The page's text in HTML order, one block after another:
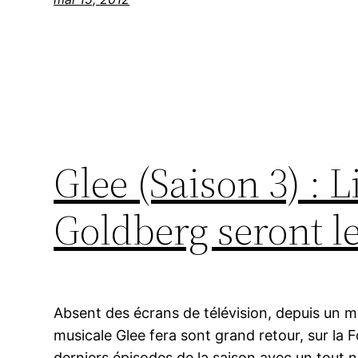
Glee (Saison 3) :
Goldberg seront
Absent des écrans de télévision, depuis un
musicale Glee fera sont grand retour, sur la